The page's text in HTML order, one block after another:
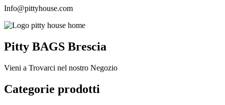
Info@pittyhouse.com
Pitty BAGS Brescia
Vieni a Trovarci nel nostro Negozio
Categorie prodotti